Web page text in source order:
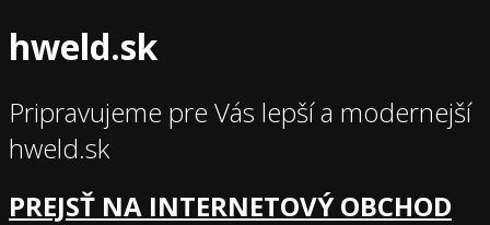
hweld.sk
Pripravujeme pre Vás lepší a modernejší
hweld.sk
PREJSŤ NA INTERNETOVÝ OBCHOD